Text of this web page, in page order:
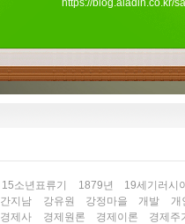
https://blog.aladin.co.kr/
15소년표류기 1879년 19세기러시
간지남 강유원 강정마을 개발 개
경제사 경제원론 경제이론 경제주